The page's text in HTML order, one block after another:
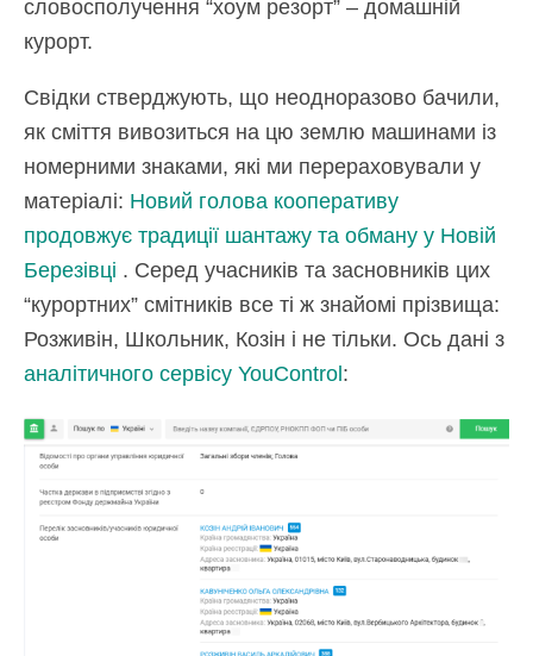
словосполучення “хоум резорт” – домашній
курорт.
Свідки стверджують, що неодноразово бачили,
як сміття вивозиться на цю землю машинами із
номерними знаками, які ми перераховували у
матеріалі: Новий голова кооперативу
продовжує традиції шантажу та обману у Новій
Березівці . Серед учасників та засновників цих
“курортних” смітників все ті ж знайомі прізвища:
Розживін, Школьник, Козін і не тільки. Ось дані з
аналітичного сервісу YouControl :